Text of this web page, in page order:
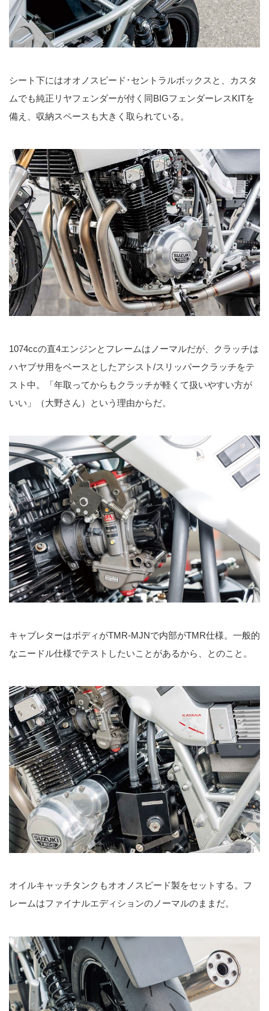
シート下にはオオノスピード･セントラルボックスと、カスタ
ムでも純正リヤフェンダーが付く同BIGフェンダーレスKITを
備え、収納スペースも大きく取られている。
1074ccの直4エンジンとフレームはノーマルだが、クラッチは
ハヤブサ用をベースとしたアシスト/スリッパークラッチをテ
スト中。「年取ってからもクラッチが軽くて扱いやすい方が
いい」（大野さん）という理由からだ。
キャブレターはボディがTMR-MJNで内部がTMR仕様。一般的
なニードル仕様でテストしたいことがあるから、とのこと。
オイルキャッチタンクもオオノスピード製をセットする。フ
レームはファイナルエディションのノーマルのままだ。